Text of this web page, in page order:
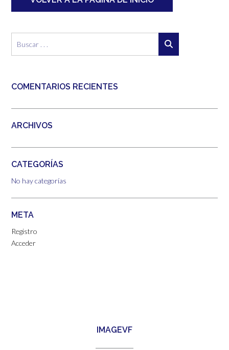
COMENTARIOS RECIENTES
ARCHIVOS
CATEGORÍAS
No hay categorías
META
Registro
Acceder
IMAGEVF